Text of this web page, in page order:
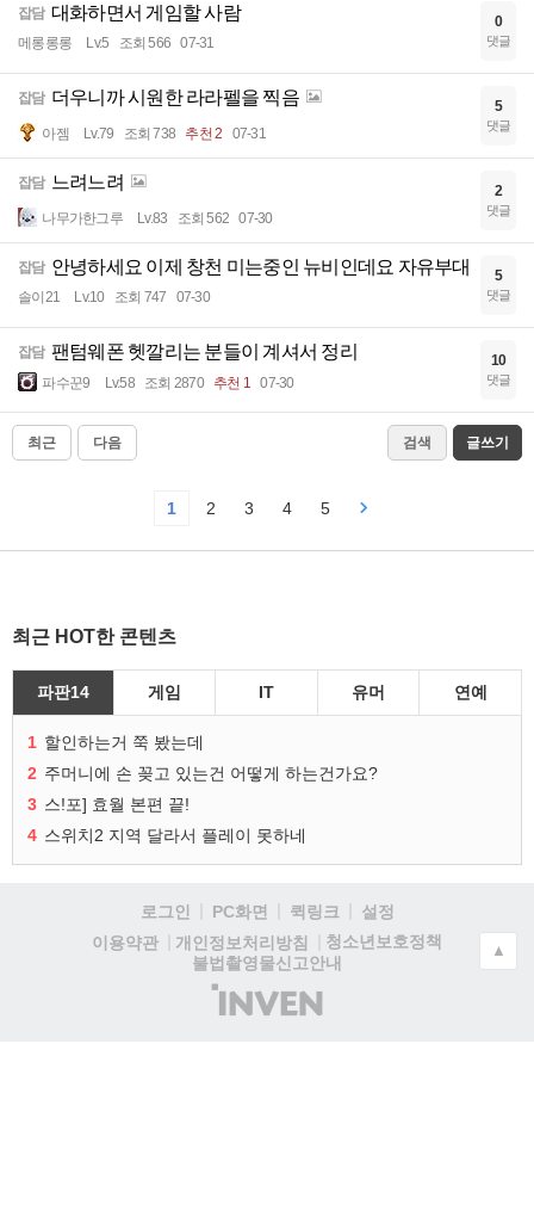
잡담 대화하면서 게임할 사람
메롱롱롱 Lv.5 조회 566 07-31
0
댓글
잡담 더우니까 시원한 라라펠을 찍음
아젬 Lv.79 조회 738 추천 2 07-31
5
댓글
잡담 느려느려
나무가한그루 Lv.83 조회 562 07-30
2
댓글
잡담 안녕하세요 이제 창천 미는중인 뉴비인데요 자유부대
솔이21 Lv.10 조회 747 07-30
5
댓글
잡담 팬텀웨폰 헷깔리는 분들이 계셔서 정리
파수꾼9 Lv.58 조회 2870 추천 1 07-30
10
댓글
최근 다음 검색 글쓰기
1 2 3 4 5
최근 HOT한 콘텐츠
파판14 게임 IT 유머 연예
1 할인하는거 쭉 봤는데
2 주머니에 손 꽂고 있는건 어떻게 하는건가요?
3 스!포] 효월 본편 끝!
4 스위치2 지역 달라서 플레이 못하네
로그인 PC화면 퀵링크
설정
이용약관
개인정보처리방침
청소년보호정책
불법촬영물신고안내
(주)
인
▲